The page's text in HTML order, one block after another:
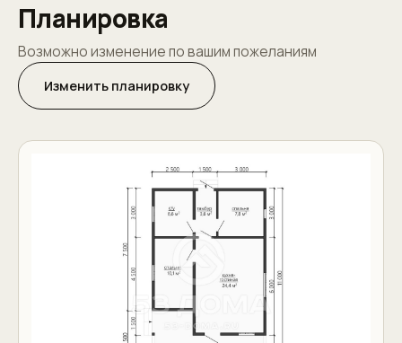
Планировка
Возможно изменение по вашим пожеланиям
Изменить планировку